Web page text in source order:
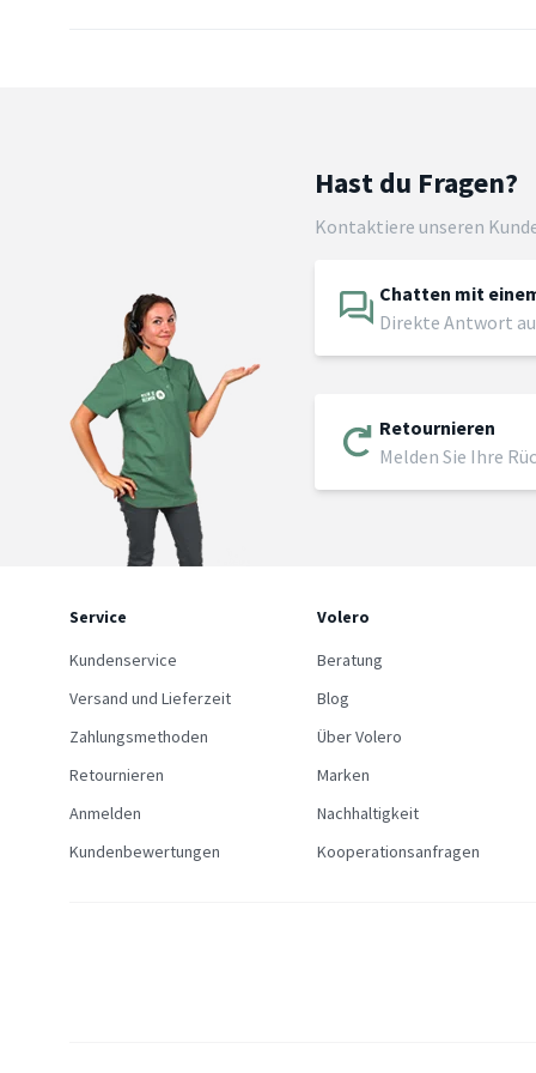
Hast du Fragen?
Kontaktiere unseren
Chatten mit
Direkte Antwort
Retournieren
Melden Sie Ihre
Service
Kundenservice
Versand und Lieferzeit
Zahlungsmethoden
Retournieren
Anmelden
Kundenbewertungen
Volero
Beratung
Blog
Über Volero
Marken
Nachhaltigkeit
Kooperationsanfragen